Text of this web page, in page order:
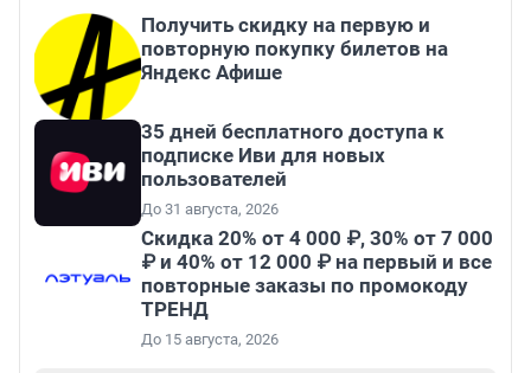
Получить скидку на первую и
повторную покупку билетов на
Яндекс Афише
35 дней бесплатного доступа к
подписке Иви для новых
пользователей
До 31 августа, 2026
Скидка 20% от 4 000 ₽, 30% от 7 000
₽ и 40% от 12 000 ₽ на первый и все
повторные заказы по промокоду
ТРЕНД
До 15 августа, 2026